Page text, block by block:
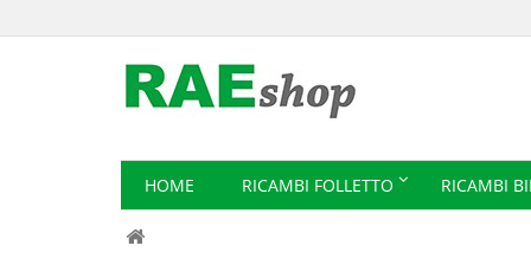
HOME RICAMBI FOLLETTO RICAMBI